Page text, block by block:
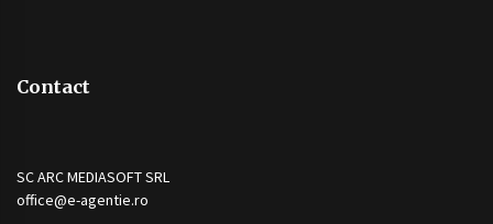
Contact
SC ARC MEDIASOFT SRL
office@e-agentie.ro